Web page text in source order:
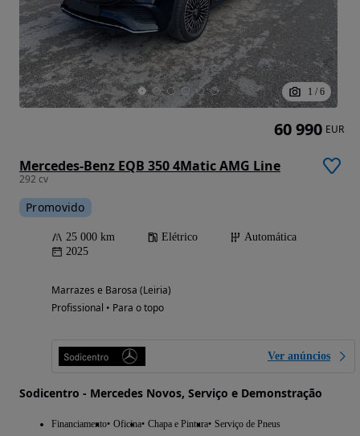
1 / 6
Mercedes-Benz EQB 350 4Matic AMG Line
292 cv
Promovido
25 000 km Elétrico
Automática
2025
Marrazes e Barosa (Leiria)
Profissional • Para o topo
Ver anúncios
Sodicentro - Mercedes Novos, Serviço e Demonstração
Financiamento Oficina Chapa e Pintura Serviço de Pneus
60 990 EUR